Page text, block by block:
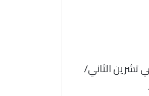
تشرين الثاني/